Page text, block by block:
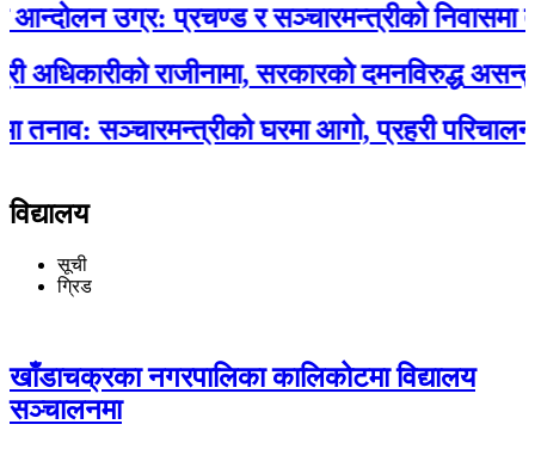
उग्र: प्रचण्ड र सञ्चारमन्त्रीको निवासमा
राजीनामा, सरकारको दमनविरुद्ध असन्तुष्टि
सञ्चारमन्त्रीको घरमा आगो, प्रहरी परिचालन
विद्यालय
सूची
ग्रिड
खाँडाचक्रका नगरपालिका कालिकोटमा विद्यालय
सञ्चालनमा